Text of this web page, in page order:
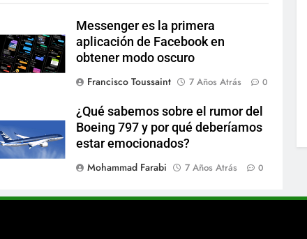
Messenger es la primera
aplicación de Facebook en
obtener modo oscuro
Francisco Toussaint
7 Años Atrás 0
¿Qué sabemos sobre el rumor del
Boeing 797 y por qué deberíamos
estar emocionados?
Mohammad Farabi
7 Años Atrás 0